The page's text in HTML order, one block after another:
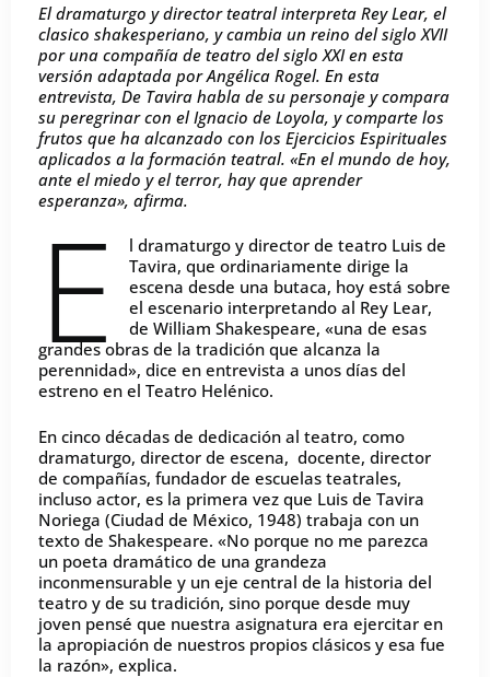
El dramaturgo y director teatral interpreta Rey Lear, el
clasico shakesperiano, y cambia un reino del siglo XVII
por una compañía de teatro del siglo XXI en esta
versión adaptada por Angélica Rogel. En esta
entrevista, De Tavira habla de su personaje y compara
su peregrinar con el Ignacio de Loyola, y comparte los
frutos que ha alcanzado con los Ejercicios Espirituales
aplicados a la formación teatral. «En el mundo de hoy,
ante el miedo y el terror, hay que aprender
esperanza», afirma.
E
l dramaturgo y director de teatro Luis de
Tavira, que ordinariamente dirige la
escena desde una butaca, hoy está sobre
el escenario interpretando al Rey Lear,
de William Shakespeare, «una de esas
grandes obras de la tradición que alcanza la
perennidad», dice en entrevista a unos días del
estreno en el Teatro Helénico.
En cinco décadas de dedicación al teatro, como
dramaturgo, director de escena, docente, director
de compañías, fundador de escuelas teatrales,
incluso actor, es la primera vez que Luis de Tavira
Noriega (Ciudad de México, 1948) trabaja con un
texto de Shakespeare. «No porque no me parezca
un poeta dramático de una grandeza
inconmensurable y un eje central de la historia del
teatro y de su tradición, sino porque desde muy
joven pensé que nuestra asignatura era ejercitar en
la apropiación de nuestros propios clásicos y esa fue
la razón», explica.